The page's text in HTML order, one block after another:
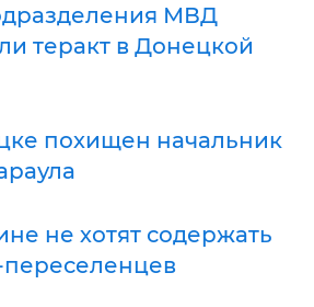
МВД
теракт в Донецкой
похищен начальник
не хотят содержать
переселенцев